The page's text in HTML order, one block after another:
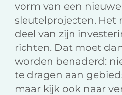
vorm van een
sleutelprojecten. Het
deel van zijn
richten. Dat moet
worden benaderd:
te dragen aan
maar kijk ook naar